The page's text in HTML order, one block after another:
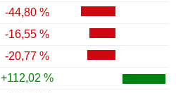
-44,80 %
-16,55 %
-20,77 %
+112,02 %